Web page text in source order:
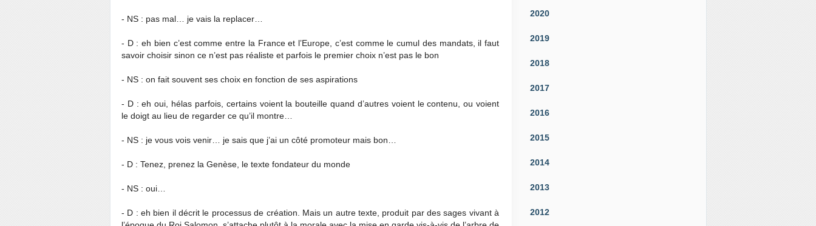
- NS : pas mal… je vais la replacer…
- D : eh bien c’est comme entre la France et l’Europe, c’est comme le cumul des mandats, il faut
savoir choisir sinon ce n’est pas réaliste et parfois le premier choix n’est pas le bon
- NS : on fait souvent ses choix en fonction de ses aspirations
- D : eh oui, hélas parfois, certains voient la bouteille quand d’autres voient le contenu, ou voient
le doigt au lieu de regarder ce qu’il montre…
- NS : je vous vois venir… je sais que j’ai un côté promoteur mais bon…
- D : Tenez, prenez la Genèse, le texte fondateur du monde
- NS : oui…
- D : eh bien il décrit le processus de création. Mais un autre texte, produit par des sages vivant à
2020
2019
2018
2017
2016
2015
2014
2013
2012